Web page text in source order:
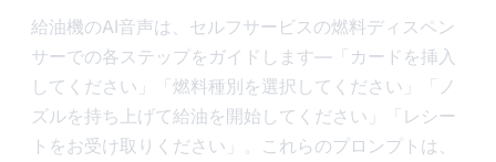
給油機のAI音声は、セルフサービスの燃料ディスペン
サーでの各ステップをガイドします—「カードを挿入
してください」「燃料種別を選択してください」「ノ
ズルを持ち上げて給油を開始してください」「レシー
トをお受け取りください」。これらのプロンプトは、